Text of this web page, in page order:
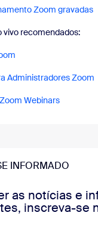
Zoom gravadas
vivo recomendados:
Administradores Zoom
Webinars
INFORMADO
as notícias e
inscreva-se